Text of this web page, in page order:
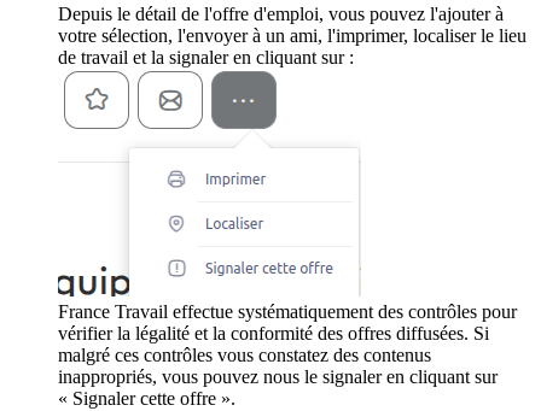
Depuis le détail de l'offre d'emploi, vous pouvez l'ajouter à
votre sélection, l'envoyer à un ami, l'imprimer, localiser le lieu
de travail et la signaler en cliquant sur :
France Travail effectue systématiquement des contrôles pour
vérifier la légalité et la conformité des offres diffusées. Si
malgré ces contrôles vous constatez des contenus
inappropriés, vous pouvez nous le signaler en cliquant sur
« Signaler cette offre ».